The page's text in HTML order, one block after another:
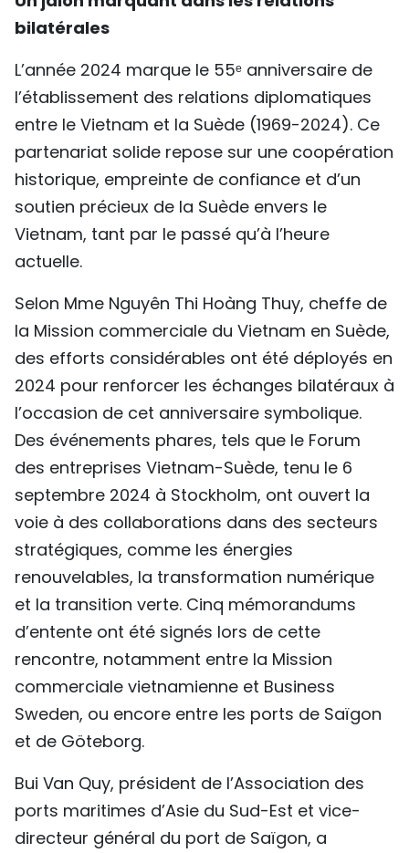
ENGLISH
РУССКИЙ
ESPAÑOL
bilatérales
L’année 2024 marque le 55ᵉ anniversaire de
l’établissement des relations diplomatiques
entre le Vietnam et la Suède (1969-2024). Ce
partenariat solide repose sur une coopération
historique, empreinte de confiance et d’un
soutien précieux de la Suède envers le
Vietnam, tant par le passé qu’à l’heure
actuelle.
Selon Mme Nguyên Thi Hoàng Thuy, cheffe de
la Mission commerciale du Vietnam en Suède,
des efforts considérables ont été déployés en
2024 pour renforcer les échanges bilatéraux à
l’occasion de cet anniversaire symbolique.
Des événements phares, tels que le Forum
des entreprises Vietnam-Suède, tenu le 6
septembre 2024 à Stockholm, ont ouvert la
voie à des collaborations dans des secteurs
stratégiques, comme les énergies
renouvelables, la transformation numérique
et la transition verte. Cinq mémorandums
d’entente ont été signés lors de cette
rencontre, notamment entre la Mission
commerciale vietnamienne et Business
Sweden, ou encore entre les ports de Saïgon
et de Göteborg.
Bui Van Quy, président de l’Association des
ports maritimes d’Asie du Sud-Est et vice-
directeur général du port de Saïgon, a